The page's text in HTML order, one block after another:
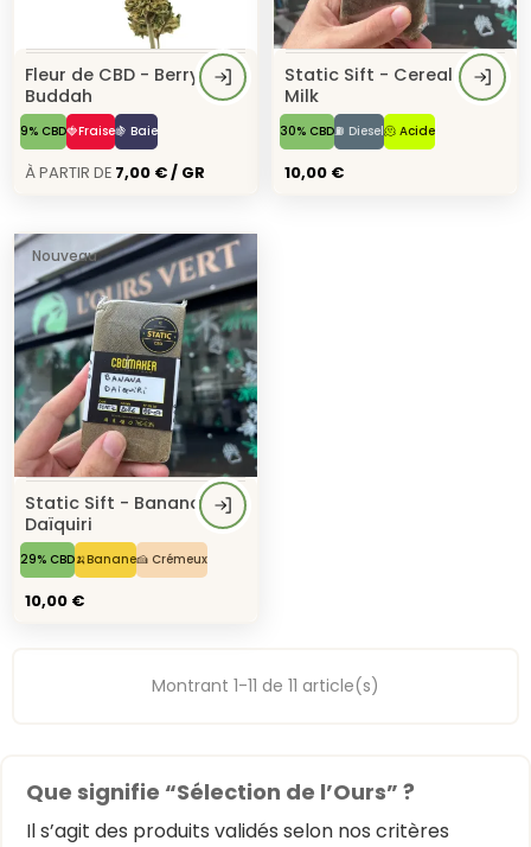
Fleur de CBD - Berry
Buddah
9% CBD🍓Fraise🍇 Baie
À Partir de7,00 € / GR
Static Sift - Cereal
Milk
30% CBD⛽ Diesel🫠 Acide
10,00 €
Nouveau
Static Sift - Banana
Daïquiri
29% CBD🍌Banane🍰 Crémeux
10,00 €
Montrant 1-11 de 11 article(s)
Que signifie “Sélection de l’Ours” ?
Il s’agit des produits validés selon nos critères